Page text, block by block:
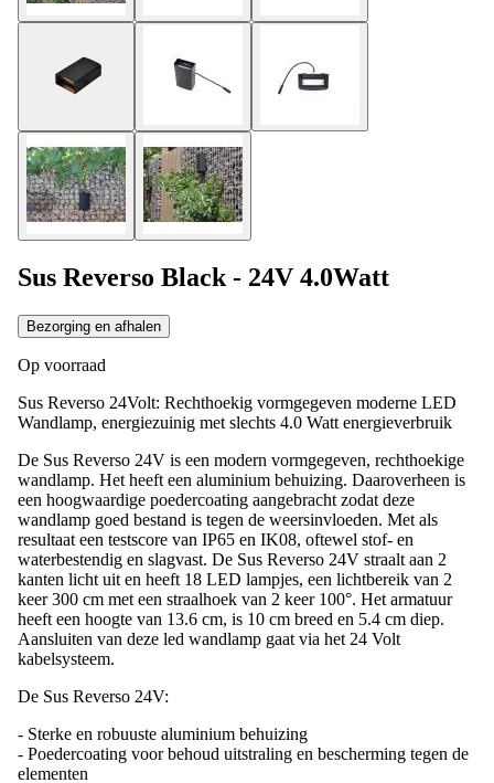
Sus Reverso Black - 24V 4.0Watt
Bezorging en afhalen
Op voorraad
Sus Reverso 24Volt: Rechthoekig vormgegeven moderne LED
Wandlamp, energiezuinig met slechts 4.0 Watt energieverbruik
De Sus Reverso 24V is een modern vormgegeven, rechthoekige
wandlamp. Het heeft een aluminium behuizing. Daaroverheen is
een hoogwaardige poedercoating aangebracht zodat deze
wandlamp goed bestand is tegen de weersinvloeden. Met als
resultaat een testscore van IP65 en IK08, oftewel stof- en
waterbestendig en slagvast. De Sus Reverso 24V straalt aan 2
kanten licht uit en heeft 18 LED lampjes, een lichtbereik van 2
keer 300 cm met een straalhoek van 2 keer 100°. Het armatuur
heeft een hoogte van 13.6 cm, is 10 cm breed en 5.4 cm diep.
Aansluiten van deze led wandlamp gaat via het 24 Volt
kabelsysteem.
De Sus Reverso 24V:
- Sterke en robuuste aluminium behuizing
- Poedercoating voor behoud uitstraling en bescherming tegen de
elementen